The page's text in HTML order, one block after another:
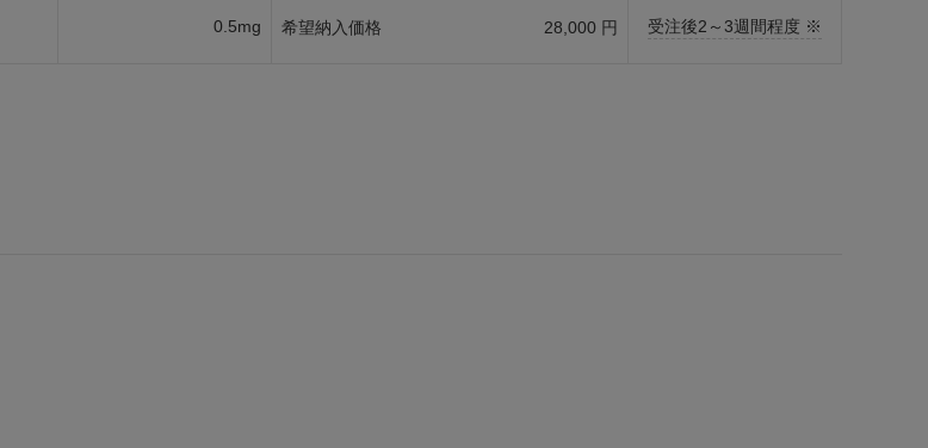
0.5mg 希望納入価格 28,000 円 受注後2～3週間程度 ※